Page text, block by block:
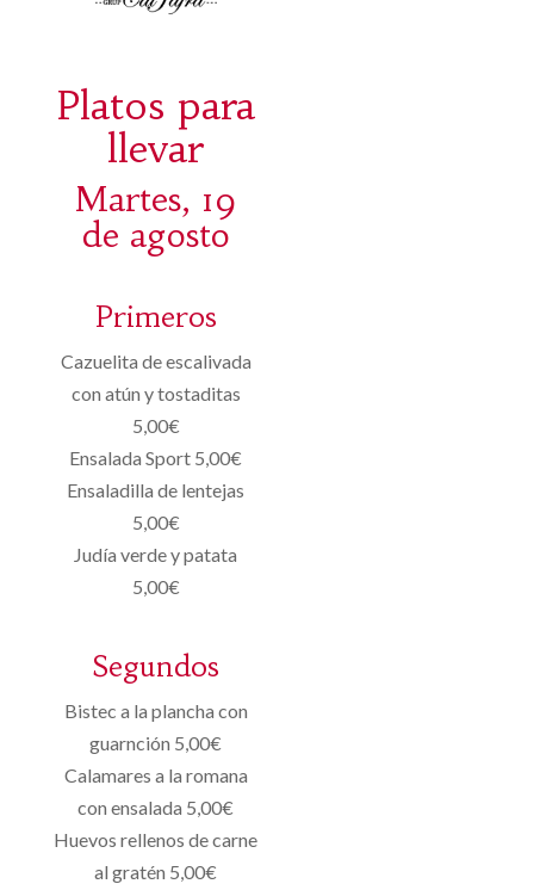
Platos para
llevar
Martes, 19
de agosto
Primeros
Cazuelita de escalivada
con atún y tostaditas
5,00€
Ensalada Sport 5,00€
Ensaladilla de lentejas
5,00€
Judía verde y patata
5,00€
Segundos
Bistec a la plancha con
guarnción 5,00€
Calamares a la romana
con ensalada 5,00€
Huevos rellenos de carne
al gratén 5,00€